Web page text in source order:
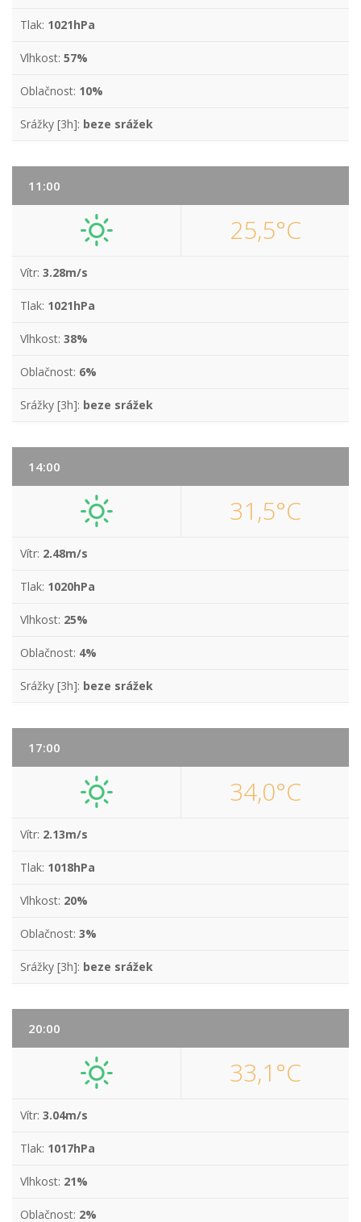
Tlak: 1021hPa
Vlhkost: 57%
Oblačnost: 10%
Srážky [3h]: beze srážek
11:00
25,5°C
Vítr: 3.28m/s
Tlak: 1021hPa
Vlhkost: 38%
Oblačnost: 6%
Srážky [3h]: beze srážek
14:00
31,5°C
Vítr: 2.48m/s
Tlak: 1020hPa
Vlhkost: 25%
Oblačnost: 4%
Srážky [3h]: beze srážek
17:00
34,0°C
Vítr: 2.13m/s
Tlak: 1018hPa
Vlhkost: 20%
Oblačnost: 3%
Srážky [3h]: beze srážek
20:00
33,1°C
Vítr: 3.04m/s
Tlak: 1017hPa
Vlhkost: 21%
Oblačnost: 2%